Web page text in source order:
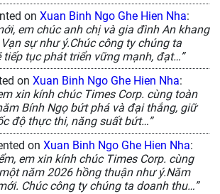
on Xuan Binh Ngo Ghe Hien Nha:
em chúc anh chị và gia đình An khang
sự như ý.Chúc công ty chúng ta
tiếp tục phát triển vững mạnh, đạt…”
on Xuan Binh Ngo Ghe Hien Nha:
xin kính chúc Times Corp. cùng toàn
Bính Ngọ bứt phá và đại thắng, giữ
độ thực thi, năng suất bứt…”
on Xuan Binh Ngo Ghe Hien Nha:
em xin kính chúc Times Corp. cùng
năm 2026 hồng thuận như ý.Năm
Chúc công ty chúng ta doanh thu…”